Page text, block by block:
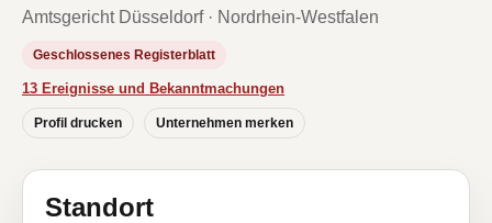
Amtsgericht Düsseldorf · Nordrhein-Westfalen
Geschlossenes Registerblatt
13 Ereignisse und Bekanntmachungen
Profil drucken Unternehmen merken
Standort